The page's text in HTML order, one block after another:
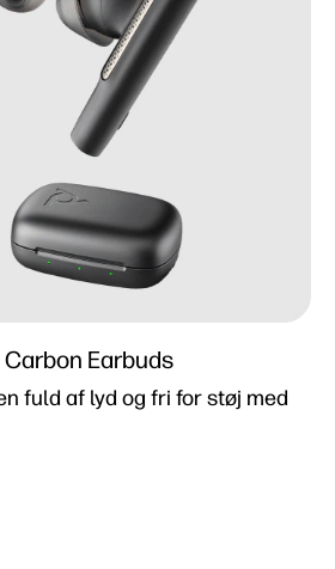
Carbon Earbuds
fuld af lyd og fri for støj med